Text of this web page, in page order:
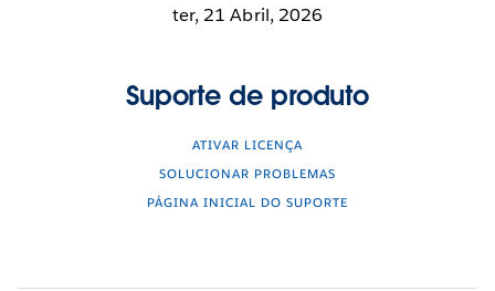
ter, 21 Abril, 2026
Suporte de produto
ATIVAR LICENÇA
SOLUCIONAR PROBLEMAS
PÁGINA INICIAL DO SUPORTE